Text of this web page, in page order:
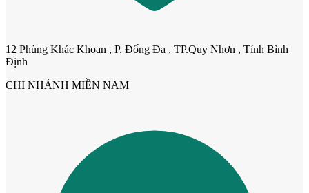
Cửa Nhựa Gỗ Ghép Thanh
12 Phùng Khác Khoan , P. Đống Đa , TP.Quy Nhơn , Tỉnh Bình
Định
CHI NHÁNH MIỀN NAM